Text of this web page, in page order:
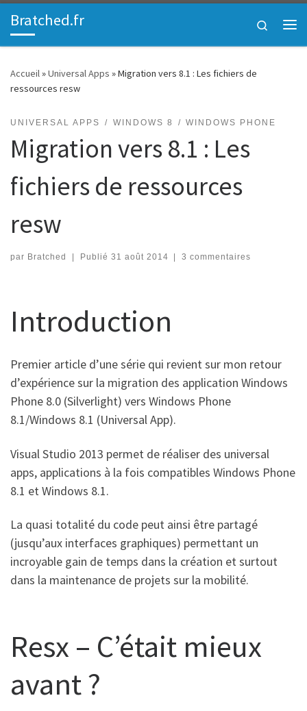
Passer au contenu
Bratched.fr
Search
Accueil»Universal Apps »Migration vers 8.1 : Les fichiers de
ressources resw
UNIVERSAL APPS WINDOWS 8 WINDOWS PHONE
Migration vers 8.1 : Les
fichiers de ressources
resw
par Bratched | Publié 31 août 2014 | 3 commentaires
Introduction
Premier article d’une série qui revient sur mon retour
d’expérience sur la migration des application Windows
Phone 8.0 (Silverlight) vers Windows Phone
8.1/Windows 8.1 (Universal App).
Visual Studio 2013 permet de réaliser des universal
apps, applications à la fois compatibles Windows Phone
8.1 et Windows 8.1.
La quasi totalité du code peut ainsi être partagé
(jusqu’aux interfaces graphiques) permettant un
incroyable gain de temps dans la création et surtout
dans la maintenance de projets sur la mobilité.
Resx – C’était mieux
avant ?